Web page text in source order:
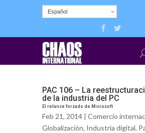
Español
PAC 106 – La
de la industria del PC
El relance forzado de Microsoft
Feb 21, 2014 | Comercio
Globalización, Industria digital,